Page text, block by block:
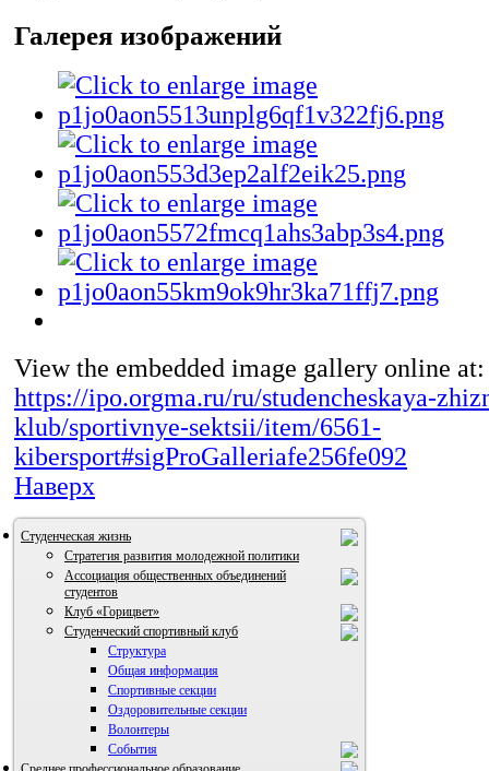
Галерея изображений
View the embedded image gallery online at:
https://ipo.orgma.ru/ru/studencheskaya-
klub/sportivnye-sektsii/item/6561-
kibersport#sigProGalleriafe256fe092
Наверх
Студенческая жизнь
Стратегия развития молодежной политики
Ассоциация общественных объединений
студентов
Клуб «Горицвет»
Студенческий спортивный клуб
Структура
Общая информация
Спортивные секции
Оздоровительные секции
Волонтеры
События